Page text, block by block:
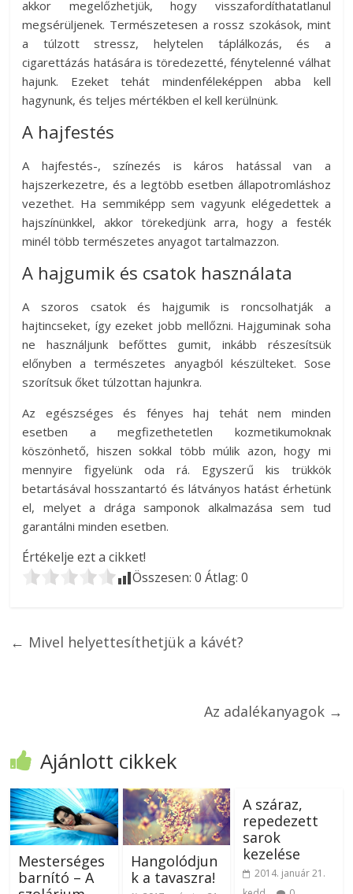
akkor megelőzhetjük, hogy visszafordíthatatlanul
megsérüljenek. Természetesen a rossz szokások, mint
a túlzott stressz, helytelen táplálkozás, és a
cigarettázás hatására is töredezetté, fénytelenné válhat
hajunk. Ezeket tehát mindenféleképpen abba kell
hagynunk, és teljes mértékben el kell kerülnünk.
A hajfestés
A hajfestés-, színezés is káros hatással van a
hajszerkezetre, és a legtöbb esetben állapotromláshoz
vezethet. Ha semmiképp sem vagyunk elégedettek a
hajszínünkkel, akkor törekedjünk arra, hogy a festék
minél több természetes anyagot tartalmazzon.
A hajgumik és csatok használata
A szoros csatok és hajgumik is roncsolhatják a
hajtincseket, így ezeket jobb mellőzni. Hajguminak soha
ne használjunk befőttes gumit, inkább részesítsük
előnyben a természetes anyagból készülteket. Sose
szorítsuk őket túlzottan hajunkra.
Az egészséges és fényes haj tehát nem minden
esetben a megfizethetetlen kozmetikumoknak
köszönhető, hiszen sokkal több múlik azon, hogy mi
mennyire figyelünk oda rá. Egyszerű kis trükkök
betartásával hosszantartó és látványos hatást érhetünk
el, melyet a drága samponok alkalmazása sem tud
garantálni minden esetben.
Értékelje ezt a cikket!
Összesen:0 Átlag:0
← Mivel helyettesíthetjük a kávét?
Az adalékanyagok →
Ajánlott cikkek
Mesterséges
barnító – A
Hangolódjun
k a tavaszra!
A száraz,
repedezett
sarok
kezelése
2014. január 21.